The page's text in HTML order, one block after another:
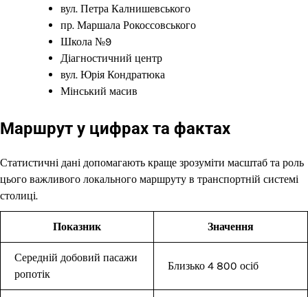
вул. Петра Калнишевського
пр. Маршала Рокоссовського
Школа №9
Діагностичний центр
вул. Юрія Кондратюка
Мінський масив
Маршрут у цифрах та фактах
Статистичні дані допомагають краще зрозуміти масштаб та роль
цього важливого локального маршруту в транспортній системі
столиці.
Показник Значення
Середній добовий пасажи
ропотік
Близько 4 800 осіб